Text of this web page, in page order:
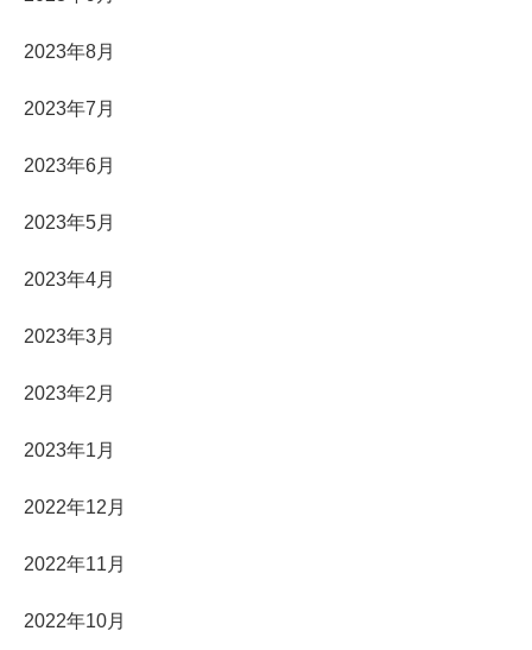
2023年8月
2023年7月
2023年6月
2023年5月
2023年4月
2023年3月
2023年2月
2023年1月
2022年12月
2022年11月
2022年10月